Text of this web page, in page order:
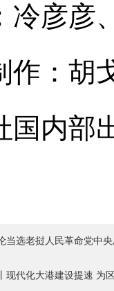
彦彦
：胡
内部
当选老挝人民革命党中
现代化大港建设提速 为